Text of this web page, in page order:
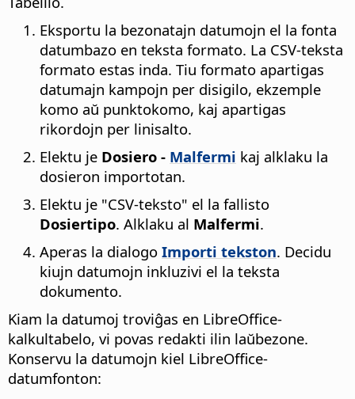
Eksportu la bezonatajn datumojn el la fonta
datumbazo en teksta formato. La CSV-teksta
formato estas inda. Tiu formato apartigas
datumajn kampojn per disigilo, ekzemple
komo aŭ punktokomo, kaj apartigas
rikordojn per linisalto.
Elektu je Dosiero - Malfermi kaj alklaku la
dosieron importotan.
Elektu je "CSV-teksto" el la fallisto
Dosiertipo. Alklaku al Malfermi.
Aperas la dialogo Importi tekston. Decidu
kiujn datumojn inkluzivi el la teksta
dokumento.
Kiam la datumoj troviĝas en LibreOffice-
kalkultabelo, vi povas redakti ilin laŭbezone.
Konservu la datumojn kiel LibreOffice-
datumfonton: